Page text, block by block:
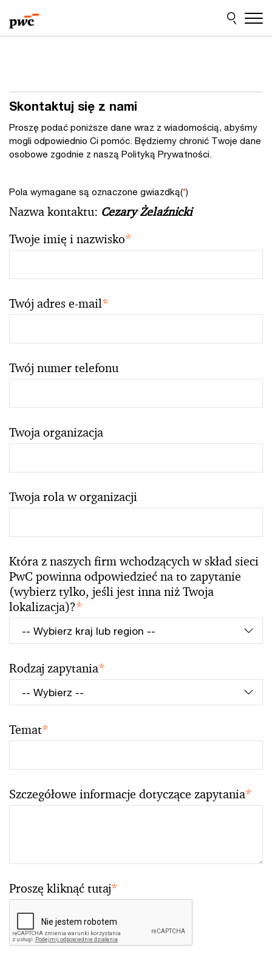
do
treści
do
stopki
Skontaktuj się z nami
Proszę podać poniższe dane wraz z wiadomością, abyśmy
mogli odpowiednio Ci pomóc. Będziemy chronić Twoje dane
osobowe zgodnie z naszą Polityką Prywatności.
Pola wymagane są oznaczone gwiazdką(*)
Nazwa kontaktu: Cezary Żelaźnicki
Twoje imię i nazwisko*
Twój adres e-mail*
Twój numer telefonu
Twoja organizacja
Twoja rola w organizacji
Która z naszych firm wchodzących w skład sieci
PwC powinna odpowiedzieć na to zapytanie
(wybierz tylko, jeśli jest inna niż Twoja
lokalizacja)?*
Rodzaj zapytania*
Temat*
Szczegółowe informacje dotyczące zapytania*
Proszę kliknąć tutaj*